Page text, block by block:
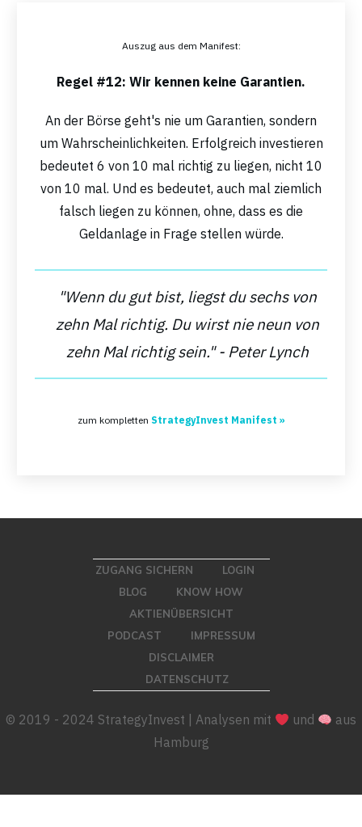
Auszug aus dem Manifest:
Regel #12: Wir kennen keine Garantien.
An der Börse geht's nie um Garantien, sondern
um Wahrscheinlichkeiten. Erfolgreich investieren
bedeutet 6 von 10 mal richtig zu liegen, nicht 10
von 10 mal. Und es bedeutet, auch mal ziemlich
falsch liegen zu können, ohne, dass es die
Geldanlage in Frage stellen würde.
"Wenn du gut bist, liegst du sechs von
zehn Mal richtig. Du wirst nie neun von
zehn Mal richtig sein." - Peter Lynch
zum kompletten StrategyInvest Manifest »
ZUGANG SICHERN
LOGIN
BLOG
KNOW HOW
AKTIENÜBERSICHT
PODCAST
IMPRESSUM
DISCLAIMER
DATENSCHUTZ
© 2019 - 2024 StrategyInvest | Analysen mit und
aus
Hamburg